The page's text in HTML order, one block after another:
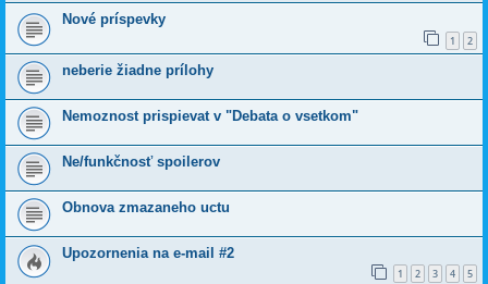
Nové príspevky
1 2
neberie žiadne prílohy
Nemoznost prispievat v "Debata o vsetkom"
Ne/funkčnosť spoilerov
Obnova zmazaneho uctu
Upozornenia na e-mail #2
1 2 3 4 5